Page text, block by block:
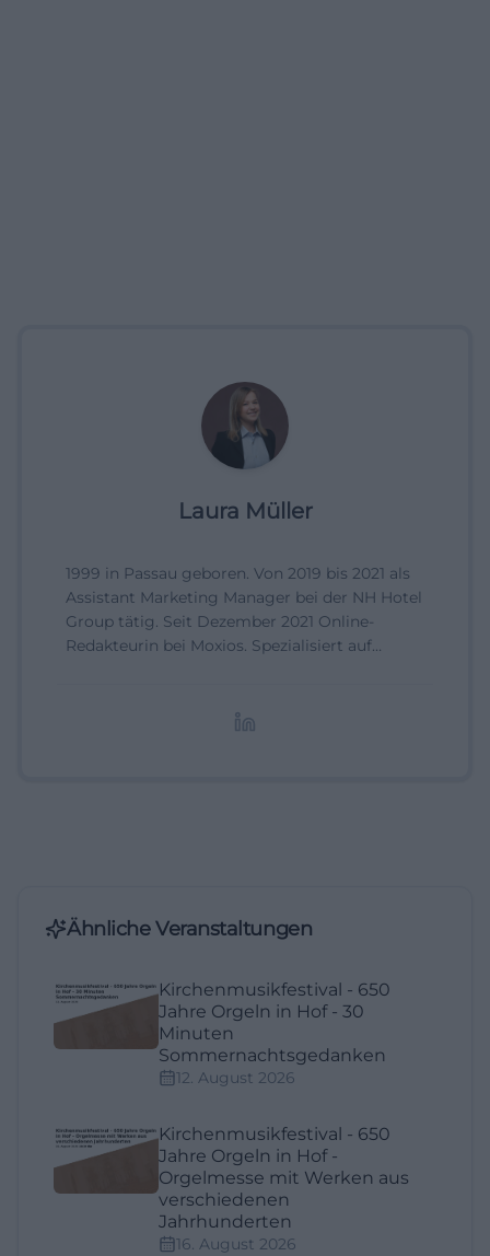
Laura Müller
1999 in Passau geboren. Von 2019 bis 2021 als
Assistant Marketing Manager bei der NH Hotel
Group tätig. Seit Dezember 2021 Online-
Redakteurin bei Moxios. Spezialisiert auf
Ähnliche Veranstaltungen
Kirchenmusikfestival - 650
Jahre Orgeln in Hof - 30
Minuten
Sommernachtsgedanken
12. August 2026
Kirchenmusikfestival - 650
Jahre Orgeln in Hof -
Orgelmesse mit Werken aus
verschiedenen
Jahrhunderten
16. August 2026